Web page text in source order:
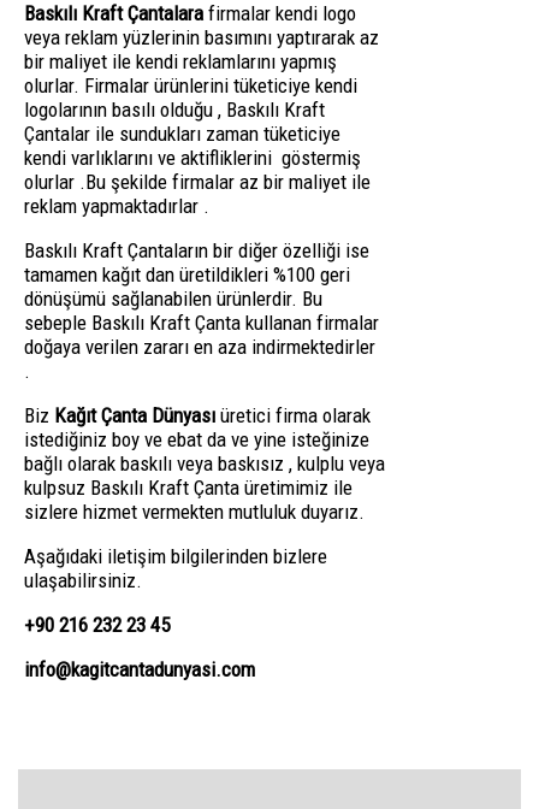
Baskılı Kraft Çantalara firmalar kendi logo
veya reklam yüzlerinin basımını yaptırarak az
bir maliyet ile kendi reklamlarını yapmış
olurlar. Firmalar ürünlerini tüketiciye kendi
logolarının basılı olduğu , Baskılı Kraft
Çantalar ile sundukları zaman tüketiciye
kendi varlıklarını ve aktifliklerini göstermiş
olurlar .Bu şekilde firmalar az bir maliyet ile
reklam yapmaktadırlar .
Baskılı Kraft Çantaların bir diğer özelliği ise
tamamen kağıt dan üretildikleri %100 geri
dönüşümü sağlanabilen ürünlerdir. Bu
sebeple Baskılı Kraft Çanta kullanan firmalar
doğaya verilen zararı en aza indirmektedirler
.
Biz Kağıt Çanta Dünyası üretici firma olarak
istediğiniz boy ve ebat da ve yine isteğinize
bağlı olarak baskılı veya baskısız , kulplu veya
kulpsuz Baskılı Kraft Çanta üretimimiz ile
sizlere hizmet vermekten mutluluk duyarız.
Aşağıdaki iletişim bilgilerinden bizlere
ulaşabilirsiniz.
+90 216 232 23 45
info@kagitcantadunyasi.com